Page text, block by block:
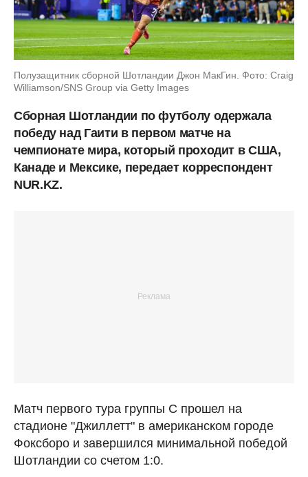
Полузащитник сборной Шотландии Джон МакГин. Фото: Craig
Williamson/SNS Group via Getty Images
Сборная Шотландии по футболу одержала
победу над Гаити в первом матче на
чемпионате мира, который проходит в США,
Канаде и Мексике, передает корреспондент
NUR.KZ.
Матч первого тура группы C прошел на
стадионе "Джиллетт" в американском городе
Фоксборо и завершился минимальной победой
Шотландии со счетом 1:0.